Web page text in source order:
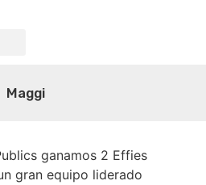
Maggi
ganamos 2 Effies
gran equipo liderado